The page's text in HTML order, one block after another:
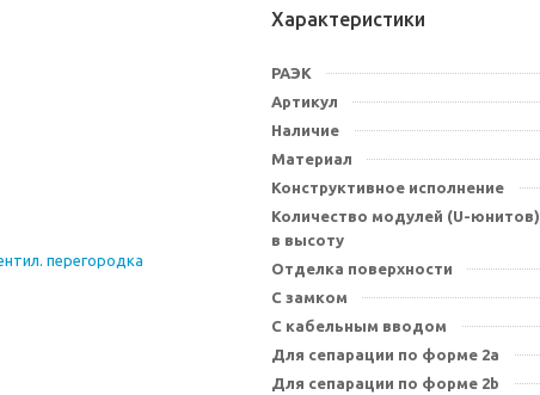
Характеристики
РАЭК
Артикул
Наличие
Материал
Конструктивное исполнение
Количество модулей (U-юнитов)
в высоту
Отделка поверхности
С замком
С кабельным вводом
Для сепарации по форме 2a
Для сепарации по форме 2b